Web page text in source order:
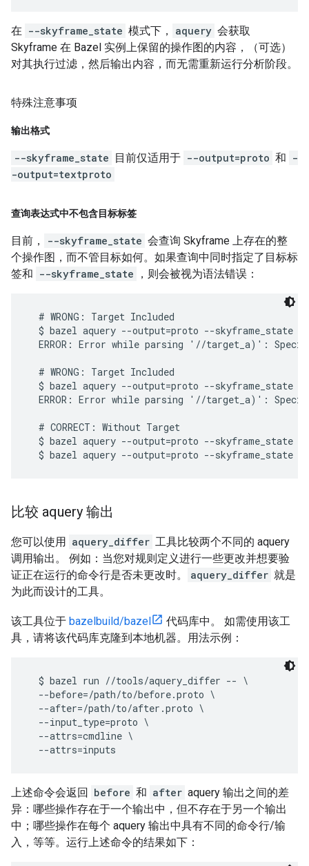
在 --skyframe_state 模式下， aquery 会获取
Skyframe 在 Bazel 实例上保留的操作图的内容，（可选）
对其执行过滤，然后输出内容，而无需重新运行分析阶段。
特殊注意事项
输出格式
--skyframe_state 目前仅适用于 --output=proto 和 -
-output=textproto
查询表达式中不包含目标标签
目前， --skyframe_state 会查询 Skyframe 上存在的整
个操作图，而不管目标如何。如果查询中同时指定了目标标
签和 --skyframe_state ，则会被视为语法错误：
  # WRONG: Target Included
$ bazel aquery --output=proto --skyframe_state
ERROR: Error while parsing '//target_a)':
  # WRONG: Target Included
$ bazel aquery --output=proto --skyframe_state
ERROR: Error while parsing '//target_a)':
  # CORRECT: Without Target
  $ bazel aquery --output=proto --skyframe_state
比较 aquery 输出
您可以使用 aquery_differ 工具比较两个不同的 aquery
调用输出。 例如：当您对规则定义进行一些更改并想要验
证正在运行的命令行是否未更改时。
aquery_differ 就是
为此而设计的工具。
该工具位于 bazelbuild/bazel
代码库中。 如需使用该工
具，请将该代码库克隆到本地机器。用法示例：
  $ bazel run //tools/aquery_differ -- \
  --before=/path/to/before.proto \
  --after=/path/to/after.proto \
  --input_type=proto \
  --attrs=cmdline \
上述命令会返回 before 和 after aquery 输出之间的差
异：哪些操作存在于一个输出中，但不存在于另一个输出
中；哪些操作在每个 aquery 输出中具有不同的命令行/输
入，等等。运行上述命令的结果如下：